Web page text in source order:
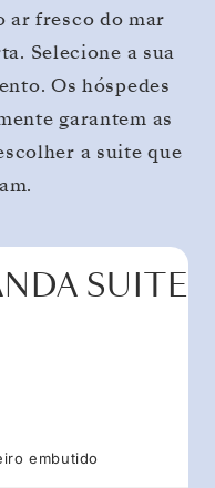
ar fresco do mar
Selecione a sua
Os hóspedes
garantem as
a suite que
SUITE
embutido